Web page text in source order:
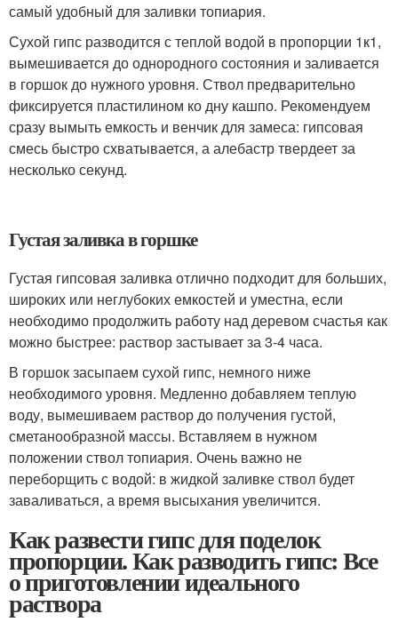
самый удобный для заливки топиария.
Сухой гипс разводится с теплой водой в пропорции 1к1,
вымешивается до однородного состояния и заливается
в горшок до нужного уровня. Ствол предварительно
фиксируется пластилином ко дну кашпо. Рекомендуем
сразу вымыть емкость и венчик для замеса: гипсовая
смесь быстро схватывается, а алебастр твердеет за
несколько секунд.
Густая заливка в горшке
Густая гипсовая заливка отлично подходит для больших,
широких или неглубоких емкостей и уместна, если
необходимо продолжить работу над деревом счастья как
можно быстрее: раствор застывает за 3-4 часа.
В горшок засыпаем сухой гипс, немного ниже
необходимого уровня. Медленно добавляем теплую
воду, вымешиваем раствор до получения густой,
сметанообразной массы. Вставляем в нужном
положении ствол топиария. Очень важно не
переборщить с водой: в жидкой заливке ствол будет
заваливаться, а время высыхания увеличится.
Как развести гипс для поделок
пропорции. Как разводить гипс: Все
о приготовлении идеального
раствора